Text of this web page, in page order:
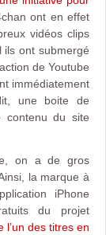
ont en effet
vidéos clips
ont submergé
de Youtube
immédiatement
une boite de
contenu du site
on a de gros
la marque à
iPhone
du projet
l’un des titres en